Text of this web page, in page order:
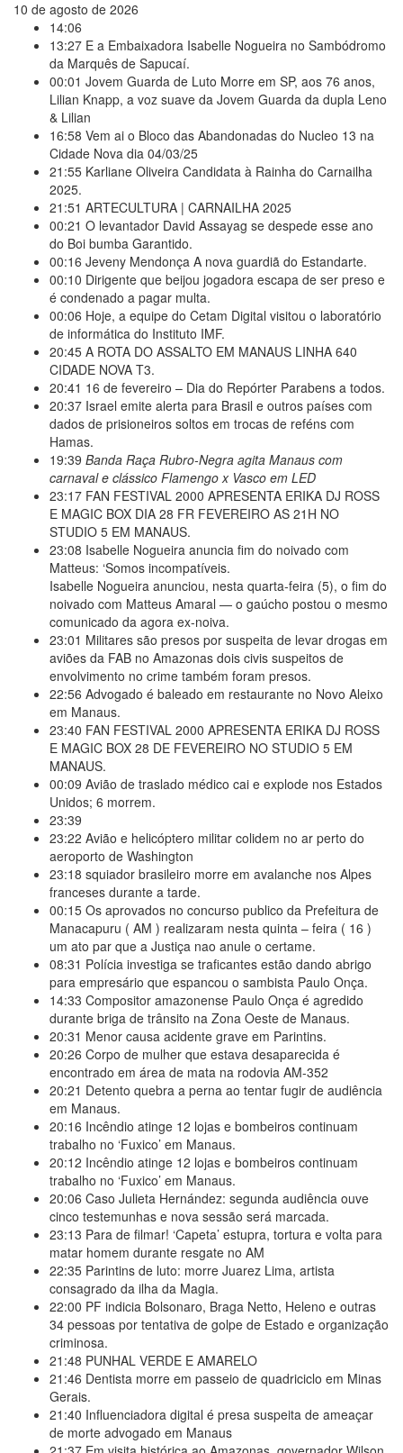
10 de agosto de 2026
14:06
13:27 E a Embaixadora Isabelle Nogueira no Sambódromo
da Marquês de Sapucaí.
00:01 Jovem Guarda de Luto Morre em SP, aos 76 anos,
Lilian Knapp, a voz suave da Jovem Guarda da dupla Leno
& Lilian
16:58 Vem ai o Bloco das Abandonadas do Nucleo 13 na
Cidade Nova dia 04/03/25
21:55 Karliane Oliveira Candidata à Rainha do Carnailha
2025.
21:51 ARTECULTURA | CARNAILHA 2025
00:21 O levantador David Assayag se despede esse ano
do Boi bumba Garantido.
00:16 Jeveny Mendonça A nova guardiã do Estandarte.
00:10 Dirigente que beijou jogadora escapa de ser preso e
é condenado a pagar multa.
00:06 Hoje, a equipe do Cetam Digital visitou o laboratório
de informática do Instituto IMF.
20:45 A ROTA DO ASSALTO EM MANAUS LINHA 640
CIDADE NOVA T3.
20:41 16 de fevereiro – Dia do Repórter Parabens a todos.
20:37 Israel emite alerta para Brasil e outros países com
dados de prisioneiros soltos em trocas de reféns com
Hamas.
19:39 Banda Raça Rubro-Negra agita Manaus com
carnaval e clássico Flamengo x Vasco em LED
23:17 FAN FESTIVAL 2000 APRESENTA ERIKA DJ ROSS
E MAGIC BOX DIA 28 FR FEVEREIRO AS 21H NO
STUDIO 5 EM MANAUS.
23:08 Isabelle Nogueira anuncia fim do noivado com
Matteus: ‘Somos incompatíveis.
Isabelle Nogueira anunciou, nesta quarta-feira (5), o fim do
noivado com Matteus Amaral — o gaúcho postou o mesmo
comunicado da agora ex-noiva.
23:01 Militares são presos por suspeita de levar drogas em
aviões da FAB no Amazonas dois civis suspeitos de
envolvimento no crime também foram presos.
22:56 Advogado é baleado em restaurante no Novo Aleixo
em Manaus.
23:40 FAN FESTIVAL 2000 APRESENTA ERIKA DJ ROSS
E MAGIC BOX 28 DE FEVEREIRO NO STUDIO 5 EM
MANAUS.
00:09 Avião de traslado médico cai e explode nos Estados
Unidos; 6 morrem.
23:39
23:22 Avião e helicóptero militar colidem no ar perto do
aeroporto de Washington
23:18 squiador brasileiro morre em avalanche nos Alpes
franceses durante a tarde.
00:15 Os aprovados no concurso publico da Prefeitura de
Manacapuru ( AM ) realizaram nesta quinta – feira ( 16 )
um ato par que a Justiça nao anule o certame.
08:31 Polícia investiga se traficantes estão dando abrigo
para empresário que espancou o sambista Paulo Onça.
14:33 Compositor amazonense Paulo Onça é agredido
durante briga de trânsito na Zona Oeste de Manaus.
20:31 Menor causa acidente grave em Parintins.
20:26 Corpo de mulher que estava desaparecida é
encontrado em área de mata na rodovia AM-352
20:21 Detento quebra a perna ao tentar fugir de audiência
em Manaus.
20:16 Incêndio atinge 12 lojas e bombeiros continuam
trabalho no ‘Fuxico’ em Manaus.
20:12 Incêndio atinge 12 lojas e bombeiros continuam
trabalho no ‘Fuxico’ em Manaus.
20:06 Caso Julieta Hernández: segunda audiência ouve
cinco testemunhas e nova sessão será marcada.
23:13 Para de filmar! ‘Capeta’ estupra, tortura e volta para
matar homem durante resgate no AM
22:35 Parintins de luto: morre Juarez Lima, artista
consagrado da ilha da Magia.
22:00 PF indicia Bolsonaro, Braga Netto, Heleno e outras
34 pessoas por tentativa de golpe de Estado e organização
criminosa.
21:48 PUNHAL VERDE E AMARELO
21:46 Dentista morre em passeio de quadriciclo em Minas
Gerais.
21:40 Influenciadora digital é presa suspeita de ameaçar
de morte advogado em Manaus